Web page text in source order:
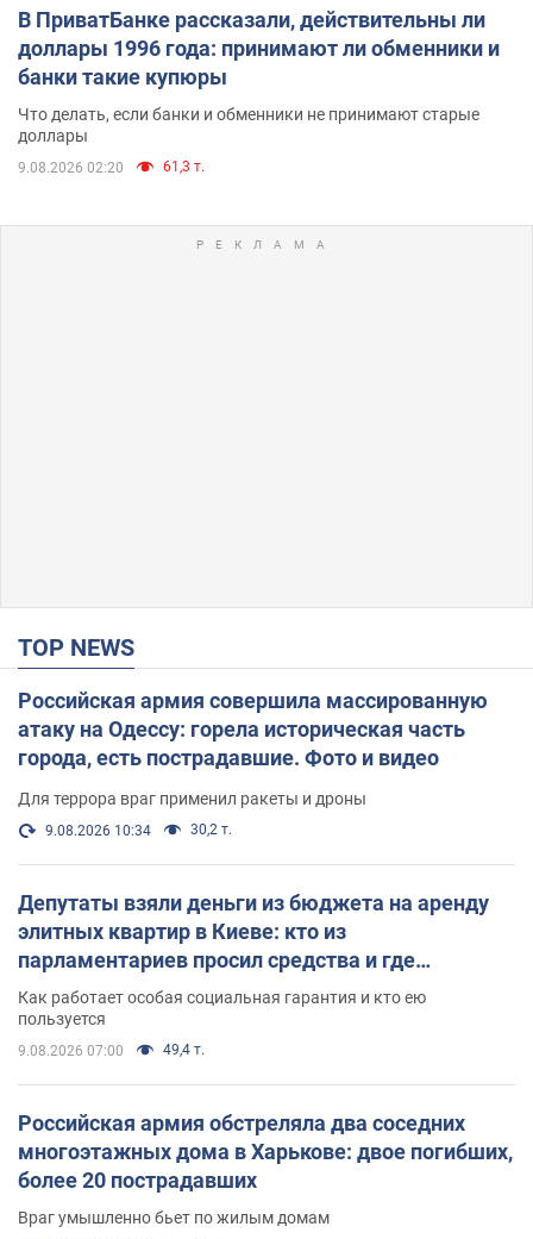
В ПриватБанке рассказали, действительны ли
доллары 1996 года: принимают ли обменники и
банки такие купюры
Что делать, если банки и обменники не принимают старые
доллары
9.08.2026 02:20 61,3 т.
TOP NEWS
Российская армия совершила массированную
атаку на Одессу: горела историческая часть
города, есть пострадавшие. Фото и видео
Для террора враг применил ракеты и дроны
9.08.2026 10:34 30,2 т.
Депутаты взяли деньги из бюджета на аренду
элитных квартир в Киеве: кто из
парламентариев просил средства и где
поселился
Как работает особая социальная гарантия и кто ею
пользуется
9.08.2026 07:00 49,4 т.
Российская армия обстреляла два соседних
многоэтажных дома в Харькове: двое погибших,
более 20 пострадавших
Враг умышленно бьет по жилым домам